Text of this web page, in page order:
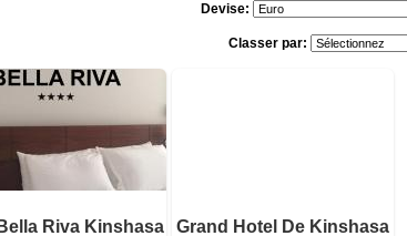
Devise:
Classer par:
Riva Kinshasa Grand Hotel De Kinshasa